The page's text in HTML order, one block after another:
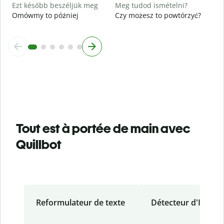
Ezt később beszéljük meg
Omówmy to później
Meg tudod ismételni?
Czy możesz to powtórzyć?
Tout est à portée de main avec
Quillbot
Reformulateur de texte Détecteur d'IA